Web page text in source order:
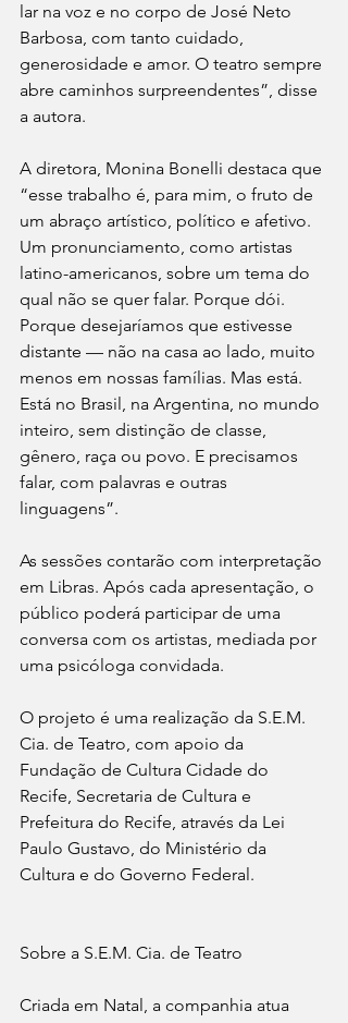
lar na voz e no corpo de José Neto
Barbosa, com tanto cuidado,
generosidade e amor. O teatro sempre
abre caminhos surpreendentes”, disse
a autora.
A diretora, Monina Bonelli destaca que
“esse trabalho é, para mim, o fruto de
um abraço artístico, político e afetivo.
Um pronunciamento, como artistas
latino-americanos, sobre um tema do
qual não se quer falar. Porque dói.
Porque desejaríamos que estivesse
distante — não na casa ao lado, muito
menos em nossas famílias. Mas está.
Está no Brasil, na Argentina, no mundo
inteiro, sem distinção de classe,
gênero, raça ou povo. E precisamos
falar, com palavras e outras
linguagens”.
As sessões contarão com interpretação
em Libras. Após cada apresentação, o
público poderá participar de uma
conversa com os artistas, mediada por
uma psicóloga convidada.
O projeto é uma realização da S.E.M.
Cia. de Teatro, com apoio da
Fundação de Cultura Cidade do
Recife, Secretaria de Cultura e
Prefeitura do Recife, através da Lei
Paulo Gustavo, do Ministério da
Cultura e do Governo Federal.
Sobre a S.E.M. Cia. de Teatro
Criada em Natal, a companhia atua